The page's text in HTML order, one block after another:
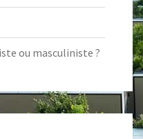
ou masculiniste ?